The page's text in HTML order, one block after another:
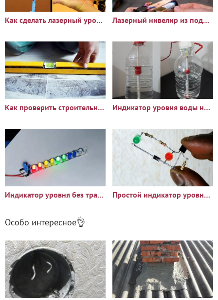
Как сделать лазерный уровень из дешевой лазерной указки Лазерный нивелир из подручных материалов
Как проверить строительный уровень не выходя из магазина Индикатор уровня воды на герконах
Индикатор уровня без транзисторов, без микросхем и без платы Простой индикатор уровня заряда аккумулятора 3,7 В
Особо интересное👌